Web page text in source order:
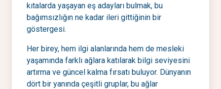
kıtalarda yaşayan eş adayları bulmak, bu
bağımsızlığın ne kadar ileri gittiğinin bir
göstergesi.
Her birey, hem ilgi alanlarında hem de mesleki
yaşamında farklı ağlara katılarak bilgi seviyesini
artırma ve güncel kalma fırsatı buluyor. Dünyanın
dört bir yanında çeşitli gruplar, bu ağlar